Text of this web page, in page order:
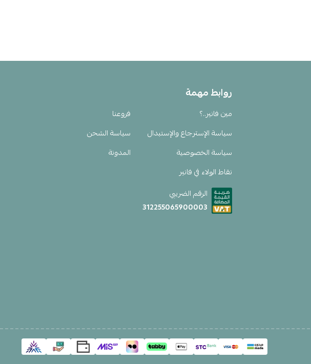
روابط مهمة
مين فانير..؟
فروعنا
سياسة الإسترجاع والإستبدال
سياسة الشحن
سياسة الخصوصية
المدونة
نقاط الولاء في فانير
الرقم الضريبي
312255065900003